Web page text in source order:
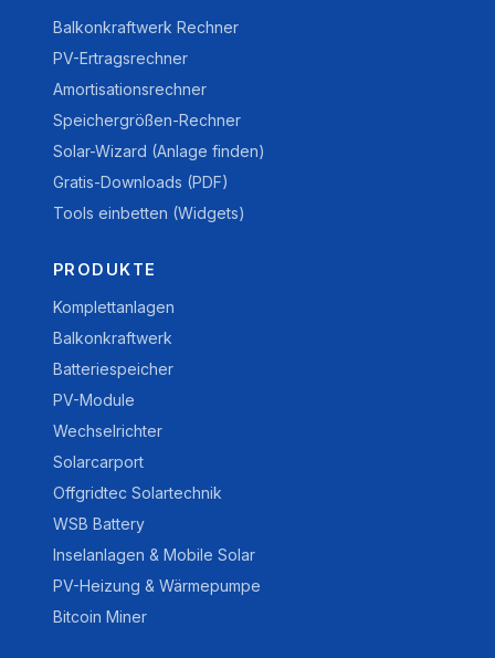
Balkonkraftwerk Rechner
PV-Ertragsrechner
Amortisationsrechner
Speichergrößen-Rechner
Solar-Wizard (Anlage finden)
Gratis-Downloads (PDF)
Tools einbetten (Widgets)
PRODUKTE
Komplettanlagen
Balkonkraftwerk
Batteriespeicher
PV-Module
Wechselrichter
Solarcarport
Offgridtec Solartechnik
WSB Battery
Inselanlagen & Mobile Solar
PV-Heizung & Wärmepumpe
Bitcoin Miner